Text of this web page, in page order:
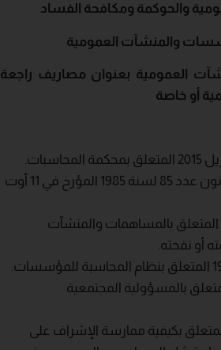
والحوكمة ومكافحة الفساد
والمنشآت العمومية
العمومية بعنوان مصاريف راجعة
أو خاصة
2015 المتعلق بمحكمة المحاسبات
عدد 85 لسنة 1985 المؤرخ في 11 أوت
المتعلق بالمساهمات والمنشآت
أو نقحته.
المتعلق بنظام المحاسبة للمؤسسات.
بالمسؤولية المجتمعية
بكيفية ممارسة الإشراف على